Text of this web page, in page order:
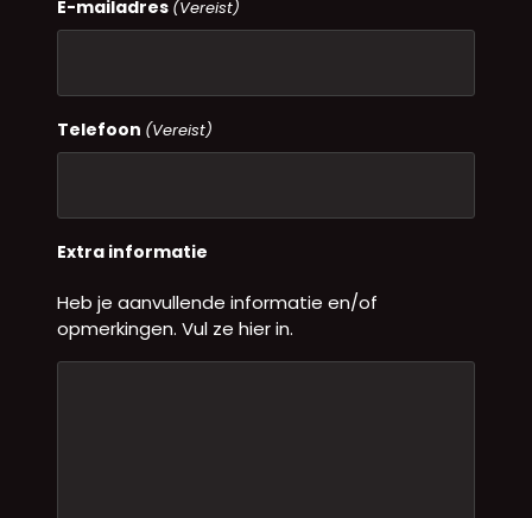
E-mailadres (Vereist)
Telefoon (Vereist)
Extra informatie
Heb je aanvullende informatie en/of
opmerkingen. Vul ze hier in.